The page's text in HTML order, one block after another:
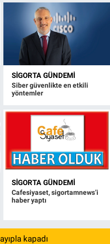
SIGORTA GÜNDEMI
Siber güvenlikte en etkili
yöntemler
SIGORTA GÜNDEMI
Cafesiyaset, sigortamnews’i
haber yaptı
kapadı